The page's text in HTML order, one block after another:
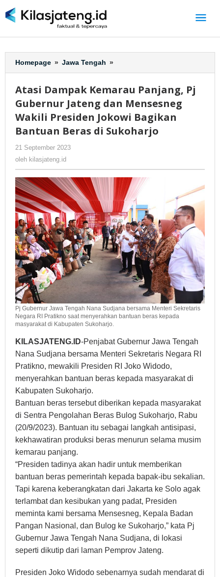
ke
Homepage » Jawa Tengah »
Dampak
Panjang,
Pj
Gubernur
dan
Jokowi
Bagikan
Bantuan
Beras
di
Sukoharjo
Atasi Dampak Kemarau Panjang, Pj
Gubernur Jateng dan Mensesneg
Wakili Presiden Jokowi Bagikan
Bantuan Beras di Sukoharjo
21 September 2023
oleh kilasjateng.id
Pj Gubernur Jawa Tengah Nana Sudjana bersama Menteri Sekretaris
Negara RI Pratikno saat menyerahkan bantuan beras kepada
masyarakat di Kabupaten Sukoharjo.
KILASJATENG.ID-Penjabat Gubernur Jawa Tengah
Nana Sudjana bersama Menteri Sekretaris Negara RI
Pratikno, mewakili Presiden RI Joko Widodo,
menyerahkan bantuan beras kepada masyarakat di
Kabupaten Sukoharjo.
Bantuan beras tersebut diberikan kepada masyarakat
di Sentra Pengolahan Beras Bulog Sukoharjo, Rabu
(20/9/2023). Bantuan itu sebagai langkah antisipasi,
kekhawatiran produksi beras menurun selama musim
kemarau panjang.
“Presiden tadinya akan hadir untuk memberikan
bantuan beras pemerintah kepada bapak-ibu sekalian.
Tapi karena keberangkatan dari Jakarta ke Solo agak
terlambat dan kesibukan yang padat, Presiden
meminta kami bersama Mensesneg, Kepala Badan
Pangan Nasional, dan Bulog ke Sukoharjo,” kata Pj
Gubernur Jawa Tengah Nana Sudjana, di lokasi
seperti dikutip dari laman Pemprov Jateng.
Presiden Joko Widodo sebenarnya sudah mendarat di